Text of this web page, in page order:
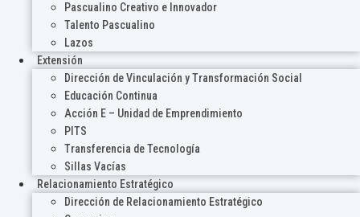
Pascualino Creativo e Innovador
Talento Pascualino
Lazos
Extensión
Dirección de Vinculación y Transformación Social
Educación Continua
Acción E – Unidad de Emprendimiento
PITS
Transferencia de Tecnología
Sillas Vacías
Relacionamiento Estratégico
Dirección de Relacionamiento Estratégico